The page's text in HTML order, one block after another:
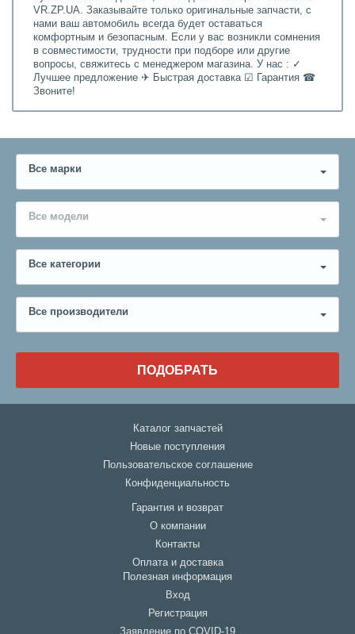
VR.ZP.UA. Заказывайте только оригинальные запчасти, с
нами ваш автомобиль всегда будет оставаться
комфортным и безопасным. Если у вас возникли сомнения
в совместимости, трудности при подборе или другие
вопросы, свяжитесь с менеджером магазина. У нас : ✓
Лучшее предложение ✈ Быстрая доставка ☑ Гарантия ☎
Звоните!
Все марки
Все модели
Все категории
Все производители
ПОДОБРАТЬ
Каталог запчастей
Новые поступления
Пользовательское соглашение
Конфиденциальность
Гарантия и возврат
О компании
Контакты
Оплата и доставка
Полезная информация
Вход
Регистрация
Заявление по COVID-19